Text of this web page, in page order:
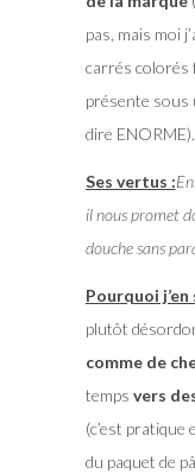
pas, mais moi
carrés colorés
présente sous
dire ENORME).
Ses vertus :
il nous promet
douche sans
Pourquoi j’en
plutôt
comme de
temps vers
(c’est
du paquet de